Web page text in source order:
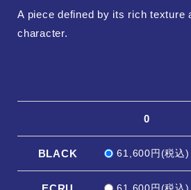
A piece defined by its rich texture
character.
0
BLACK 61,600円(税込)
61,600円(税込)